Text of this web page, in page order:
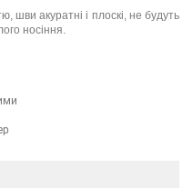
шви акуратні і плоскі, не будуть
носіння.